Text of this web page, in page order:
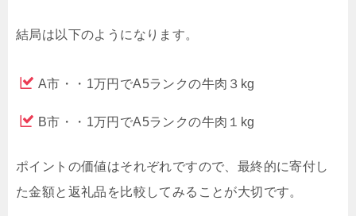
結局は以下のようになります。
A市・・1万円でA5ランクの牛肉３kg
B市・・1万円でA5ランクの牛肉１kg
ポイントの価値はそれぞれですので、最終的に寄付し
た金額と返礼品を比較してみることが大切です。